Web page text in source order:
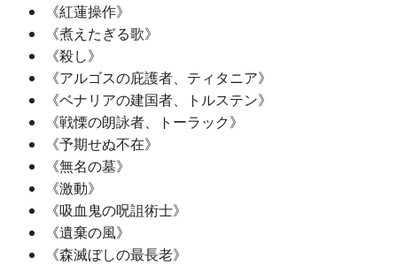
《紅蓮操作》
《煮えたぎる歌》
《殺し》
《アルゴスの庇護者、ティタニア》
《ベナリアの建国者、トルステン》
《戦慄の朗詠者、トーラック》
《予期せぬ不在》
《無名の墓》
《激動》
《吸血鬼の呪詛術士》
《遺棄の風》
《森滅ぼしの最長老》